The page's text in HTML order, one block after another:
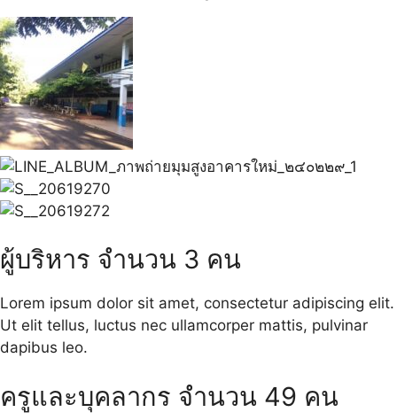
ผู้บริหาร จำนวน 3 คน
Lorem ipsum dolor sit amet, consectetur adipiscing elit.
Ut elit tellus, luctus nec ullamcorper mattis, pulvinar
dapibus leo.
ครูและบุคลากร จำนวน 49 คน